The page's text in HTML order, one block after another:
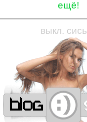
ещё!
——————
выкл.